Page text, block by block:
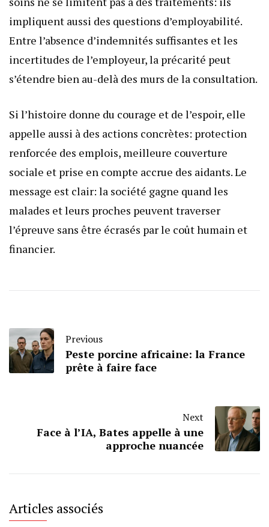
impliquent aussi des questions d’employabilité.
Entre l’absence d’indemnités suffisantes et les
incertitudes de l’employeur, la précarité peut
s’étendre bien au-delà des murs de la consultation.
Si l’histoire donne du courage et de l’espoir, elle
appelle aussi à des actions concrètes: protection
renforcée des emplois, meilleure couverture
sociale et prise en compte accrue des aidants. Le
message est clair: la société gagne quand les
malades et leurs proches peuvent traverser
l’épreuve sans être écrasés par le coût humain et
financier.
Previous
Peste porcine africaine: la France
prête à faire face
Next
Face à l’IA, Bates appelle à une
approche nuancée
Articles associés